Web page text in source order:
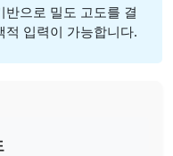
으로 밀도 고도를 결
적 입력이 가능합니다.